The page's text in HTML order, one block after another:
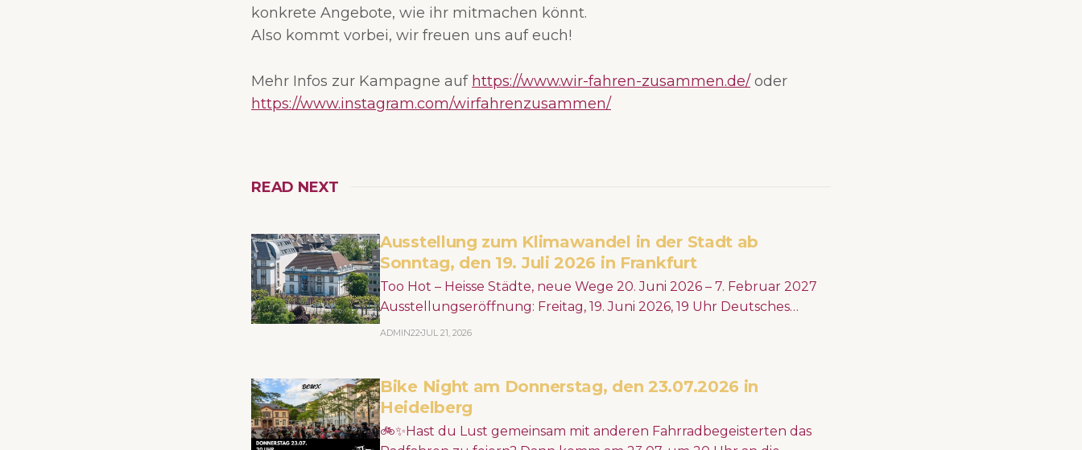
konkrete Angebote, wie ihr mitmachen könnt.
Also kommt vorbei, wir freuen uns auf euch!
Mehr Infos zur Kampagne auf https://www.wir-fahren-zusammen.de/oder
https://www.instagram.com/wirfahrenzusammen/
READ NEXT
Ausstellung zum Klimawandel in der Stadt ab
Sonntag, den 19. Juli 2026 in Frankfurt
Too Hot – Heisse Städte, neue Wege 20. Juni 2026 – 7. Februar 2027
Ausstellungseröffnung: Freitag, 19. Juni 2026, 19 Uhr Deutsches
Architekturmuseum (DAM) >> Erdgeschoss Städte werden durch
dringend urbane Räume neu gedacht und gestaltet
ADMIN22 JUL 21, 2026
Bike Night am Donnerstag, den 23.07.2026 in
Heidelberg
🚲✨Hast du Lust gemeinsam mit anderen Fahrradbegeisterten das